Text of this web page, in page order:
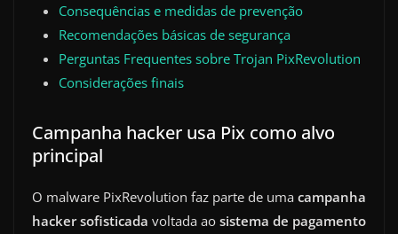
Consequências e medidas de prevenção
Recomendações básicas de segurança
Perguntas Frequentes sobre Trojan PixRevolution
Considerações finais
Campanha hacker usa Pix como alvo
principal
O malware PixRevolution faz parte de uma campanha
hacker sofisticada voltada ao sistema de pagamento